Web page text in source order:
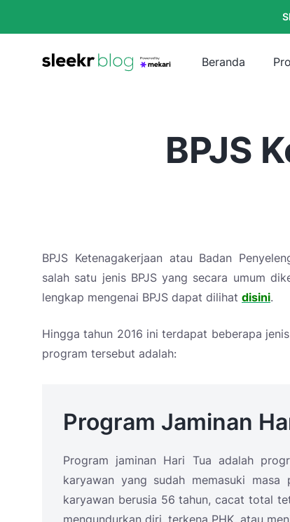
Beranda
BPJS
BPJS Ketenagakerjaan atau Badan
salah satu jenis BPJS yang secara umum
lengkap mengenai BPJS dapat dilihat disini.
Hingga tahun 2016 ini terdapat beberapa
program tersebut adalah:
Program Jaminan
Program jaminan Hari Tua adalah
karyawan yang sudah memasuki
karyawan berusia 56 tahun, cacat total
mengundurkan diri, terkena PHK, atau